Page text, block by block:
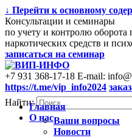
↓ Перейти к основному
Консультации и семинары
по учету и контролю оборота
наркотических средств и
записаться на семинар
+7 931 368-17-18 E-mail:
https://t.me/vip_info2024
Найти:Главная
О насВаши вопросы
Новости